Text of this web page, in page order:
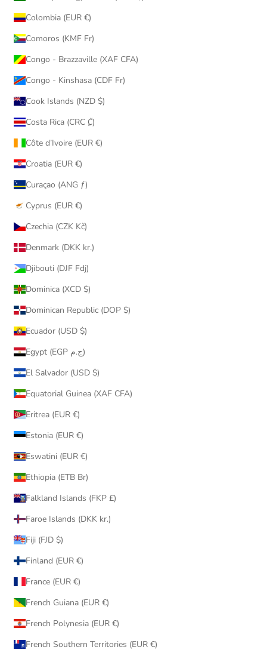
Colombia (EUR €)
Comoros (KMF Fr)
Congo - Brazzaville (XAF CFA)
Congo - Kinshasa (CDF Fr)
Cook Islands (NZD $)
Costa Rica (CRC ₡)
Côte d’Ivoire (EUR €)
Croatia (EUR €)
Curaçao (ANG ƒ)
Cyprus (EUR €)
Czechia (CZK Kč)
Denmark (DKK kr.)
Djibouti (DJF Fdj)
Dominica (XCD $)
Dominican Republic (DOP $)
Ecuador (USD $)
Egypt (EGP ج.م)
El Salvador (USD $)
Equatorial Guinea (XAF CFA)
Eritrea (EUR €)
Estonia (EUR €)
Eswatini (EUR €)
Ethiopia (ETB Br)
Falkland Islands (FKP £)
Faroe Islands (DKK kr.)
Fiji (FJD $)
Finland (EUR €)
France (EUR €)
French Guiana (EUR €)
French Polynesia (EUR €)
French Southern Territories (EUR €)